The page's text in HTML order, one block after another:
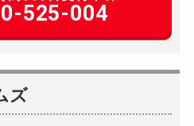
525-004
ズ